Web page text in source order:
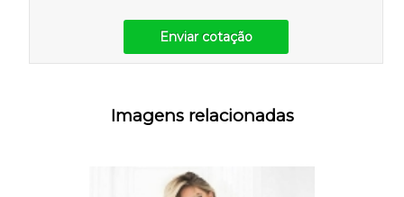
Enviar cotação
Imagens relacionadas